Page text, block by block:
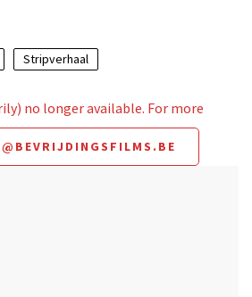
Stripverhaal
no longer available. For more